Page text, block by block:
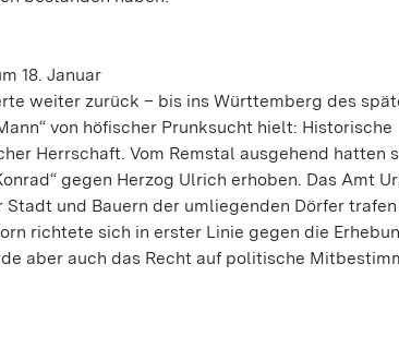
18. Januar
weiter zurück – bis ins Württemberg des
von höfischer Prunksucht hielt: Historische
Herrschaft. Vom Remstal ausgehend hatten
gegen Herzog Ulrich erhoben. Das Amt
und Bauern der umliegenden Dörfer
richtete sich in erster Linie gegen die
aber auch das Recht auf politische